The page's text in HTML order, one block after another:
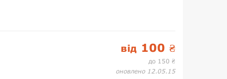
від 100 ₴
до 150 ₴
оновлено 12.05.15